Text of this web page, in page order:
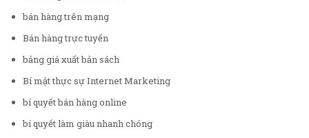
bán hàng trên mạng
Bán hàng trực tuyến
bảng giá xuất bản sách
Bí mật thực sự Internet Marketing
bí quyết bán hàng online
bí quyết làm giàu nhanh chóng